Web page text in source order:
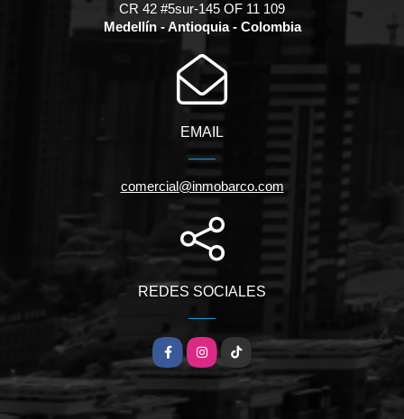
CR 42 #5sur-145 OF 11 109
Medellín - Antioquia - Colombia
EMAIL
comercial@inmobarco.com
REDES SOCIALES
FacebookInstagramTikTok